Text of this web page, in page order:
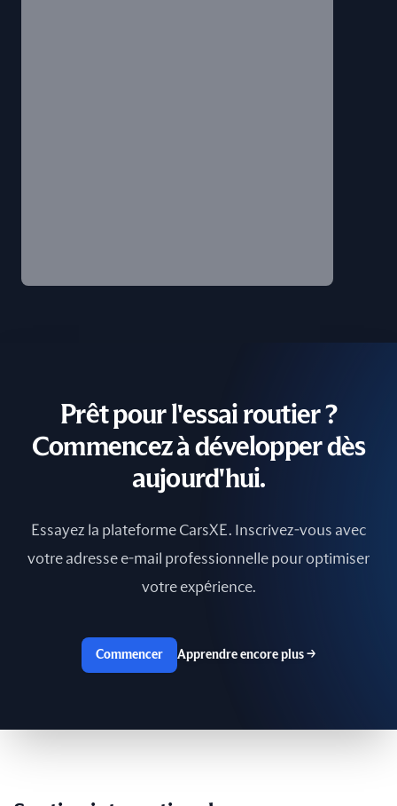
Prêt pour l'essai routier ?
Commencez à développer dès
aujourd'hui.
Essayez la plateforme CarsXE. Inscrivez-vous avec
votre adresse e-mail professionnelle pour optimiser
votre expérience.
Commencer Apprendre encore plus →